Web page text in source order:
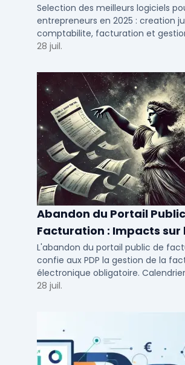
création à la gestion
Selection des meilleurs logiciels
entrepreneurs en 2025 : creation
comptabilite, facturation et
Outils adaptes aux TPE, PME et
28 juil.
Abandon du Portail
Facturation : Impacts sur
Facturation Électronique
Obligatoire
L'abandon du portail public de
confie aux PDP la gestion de la
électronique obligatoire.
et solutions pour TPE, PME et ETI.
28 juil.